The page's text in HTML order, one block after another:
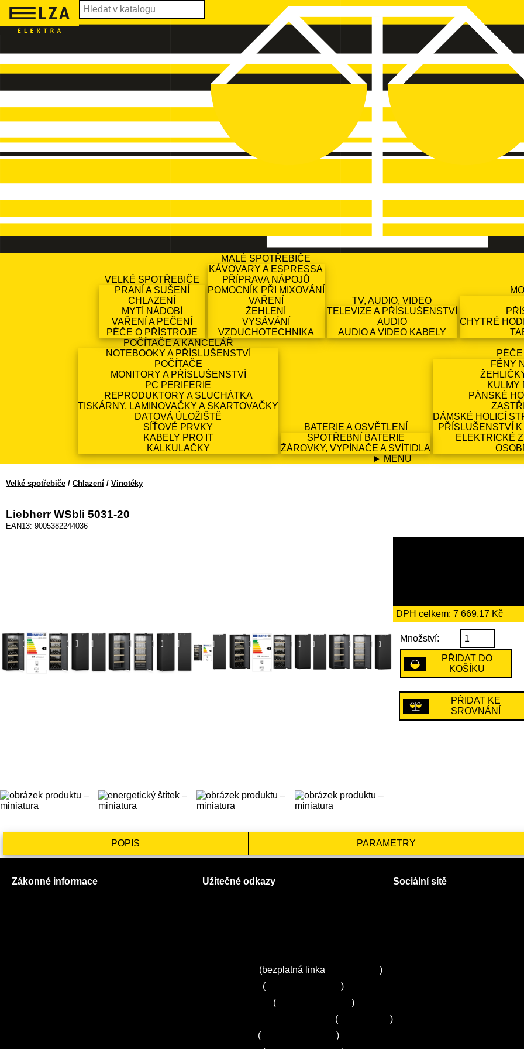
VELKÉ SPOTŘEBIČE
PRANÍ A SUŠENÍ
CHLAZENÍ
MYTÍ NÁDOBÍ
VAŘENÍ A PEČENÍ
PÉČE O PŘÍSTROJE
MALÉ SPOTŘEBIČE
KÁVOVARY A ESPRESSA
PŘÍPRAVA NÁPOJŮ
POMOCNÍK PŘI MIXOVÁNÍ
VAŘENÍ
ŽEHLENÍ
VYSÁVÁNÍ
VZDUCHOTECHNIKA
TV, AUDIO, VIDEO
TELEVIZE A PŘÍSLUŠENSTVÍ
AUDIO
AUDIO A VIDEO KABELY
CHYTRÉ
POČÍTAČE A KANCELÁŘ
NOTEBOOKY A PŘÍSLUŠENSTVÍ
POČÍTAČE
MONITORY A PŘÍSLUŠENSTVÍ
PC PERIFERIE
REPRODUKTORY A SLUCHÁTKA
TISKÁRNY, LAMINOVAČKY A SKARTOVAČKY
DATOVÁ ÚLOŽIŠTĚ
SÍŤOVÉ PRVKY
KABELY PRO IT
KALKULAČKY
BATERIE A OSVĚTLENÍ
SPOTŘEBNÍ BATERIE
ŽÁROVKY, VYPÍNAČE A SVÍTIDLA
FÉNY
KULMY
PÁNSKÉ
DÁMSKÉ HOLICÍ
PŘÍSLUŠENSTVÍ
ELEKTRICKÉ
MENU
Velké spotřebiče / Chlazení / Vinotéky
Liebherr WSbli 5031-20
EAN13: 9005382244036
DPH celkem: 7 669,17 Kč
Množství:
PŘIDAT DO
KOŠÍKU
PŘIDAT KE
SROVNÁNÍ
POPIS PARAMETRY
Zákonné informace Užitečné odkazy
(bezplatná linka
)
(
)
(
)
(
)
(
)
Sociální sítě